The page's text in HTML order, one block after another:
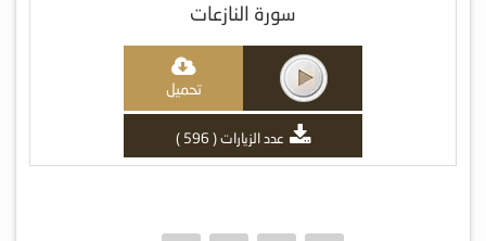
سورة النازعات
تحميل
عدد الزيارات ( 596 )